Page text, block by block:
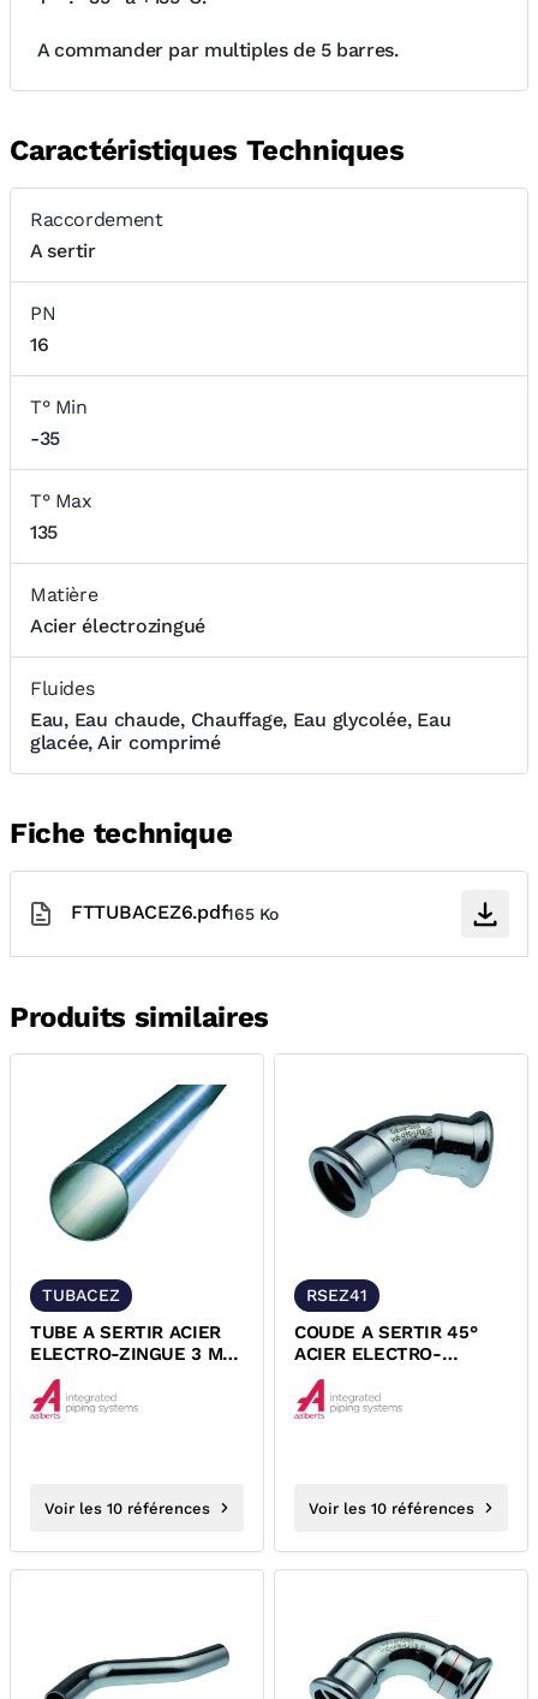
A commander par multiples de 5 barres.
Caractéristiques Techniques
Raccordement
A sertir
PN
16
T° Min
-35
T° Max
135
Matière
Acier électrozingué
Fluides
Eau, Eau chaude, Chauffage, Eau glycolée, Eau
glacée, Air comprimé
Fiche technique
FTTUBACEZ6.pdf165 Ko
Produits similaires
TUBACEZ
TUBE A SERTIR ACIER
ELECTRO-ZINGUE 3 ML
XPRESS
Voir les 10 références
RSEZ41
COUDE A SERTIR 45°
ACIER ELECTRO-
ZINGUE FEMELLE
FEMELLE XPRESS
Voir les 10 références